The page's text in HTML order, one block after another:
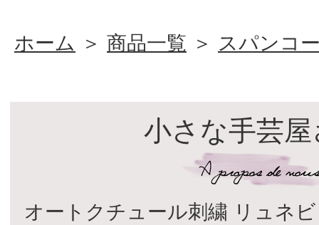
ホーム ＞ 商品一覧 ＞ スパンコ
小さな手芸
オートクチュール刺繍 リュネビ